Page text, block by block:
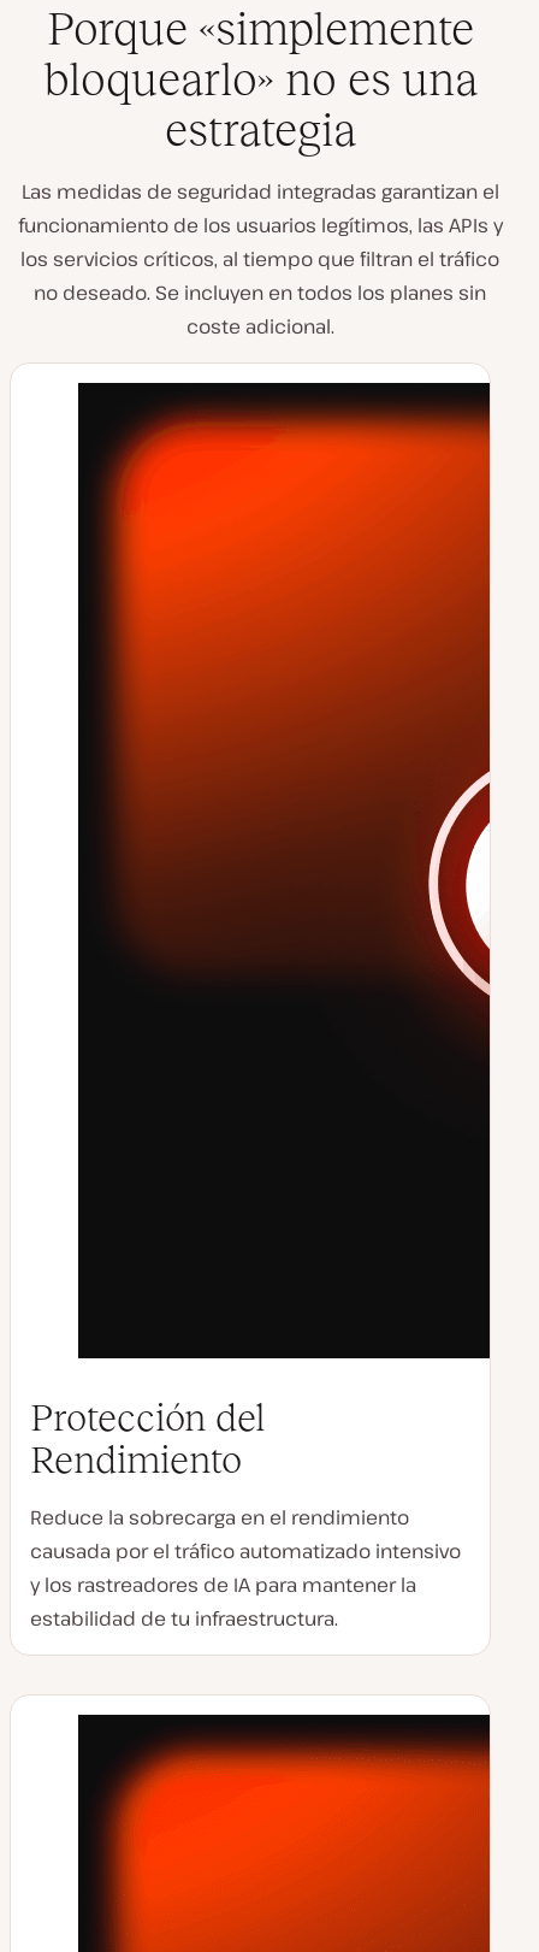
Porque «simplemente
bloquearlo» no es una
estrategia
Las medidas de seguridad integradas garantizan el
funcionamiento de los usuarios legítimos, las APIs y
los servicios críticos, al tiempo que filtran el tráfico
no deseado. Se incluyen en todos los planes sin
coste adicional.
Protección del
Rendimiento
Reduce la sobrecarga en el rendimiento
causada por el tráfico automatizado intensivo
y los rastreadores de IA para mantener la
estabilidad de tu infraestructura.